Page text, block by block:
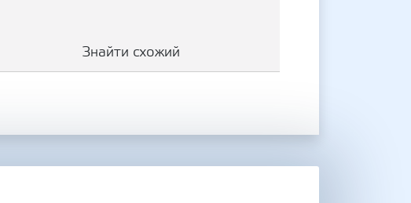
Знайти схожий